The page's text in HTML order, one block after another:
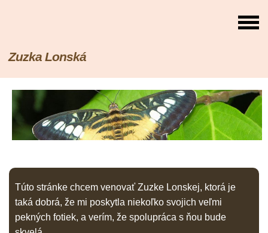
Zuzka Lonská
Túto stránke chcem venovať Zuzke Lonskej, ktorá je
taká dobrá, že mi poskytla niekoľko svojich veľmi
pekných fotiek, a verím, že spolupráca s ňou bude